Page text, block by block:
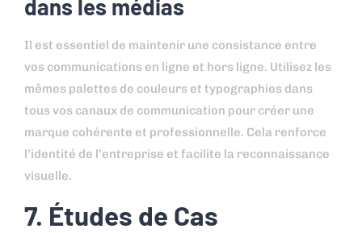
dans les médias
Il est essentiel de maintenir une consistance entre
vos communications en ligne et hors ligne. Utilisez les
mêmes palettes de couleurs et typographies dans
tous vos canaux de communication pour créer une
marque cohérente et professionnelle. Cela renforce
l’identité de l’entreprise et facilite la reconnaissance
visuelle.
7. Études de Cas